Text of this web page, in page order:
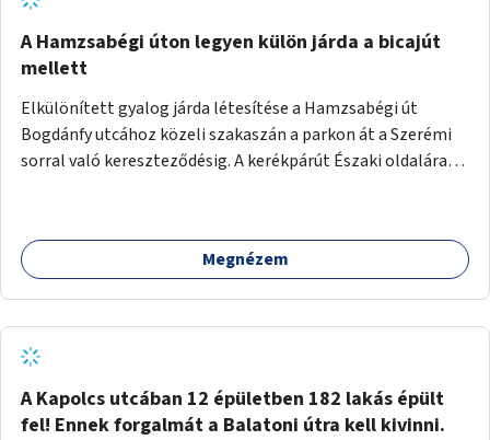
A Hamzsabégi úton legyen külön járda a bicajút
mellett
Elkülönített gyalog járda létesítése a Hamzsabégi út
Bogdánfy utcához közeli szakaszán a parkon át a Szerémi
sorral való kereszteződésig. A kerékpárút Északi oldalára
(de szinTben nem, mert sötétben a kivilágítatlan
szakaszon könnyű lenne elesni a peremben). Még jobb
zötyögőssége elriassza a bringásokat a járdán
szálguldástól.
Megnézem
A Kapolcs utcában 12 épületben 182 lakás épült
fel! Ennek forgalmát a Balatoni útra kell kivinni.